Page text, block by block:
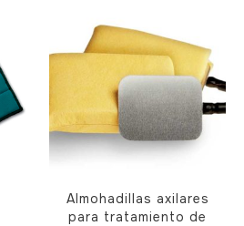
Almohadillas axilares
para tratamiento de